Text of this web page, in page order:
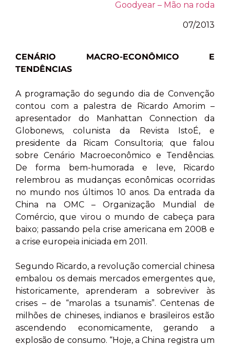
Goodyear – Mão na roda
07/2013
CENÁRIO MACRO-ECONÔMICO E
TENDÊNCIAS
A programação do segundo dia de Convenção
contou com a palestra de Ricardo Amorim –
apresentador do Manhattan Connection da
Globonews, colunista da Revista IstoÉ, e
presidente da Ricam Consultoria; que falou
sobre Cenário Macroeconômico e Tendências.
De forma bem-humorada e leve, Ricardo
relembrou as mudanças econômicas ocorridas
no mundo nos últimos 10 anos. Da entrada da
China na OMC – Organização Mundial de
Comércio, que virou o mundo de cabeça para
baixo; passando pela crise americana em 2008 e
a crise europeia iniciada em 2011.
Segundo Ricardo, a revolução comercial chinesa
embalou os demais mercados emergentes que,
historicamente, aprenderam a sobreviver às
crises – de “marolas a tsunamis”. Centenas de
milhões de chineses, indianos e brasileiros estão
ascendendo economicamente, gerando a
explosão de consumo. “Hoje, a China registra um